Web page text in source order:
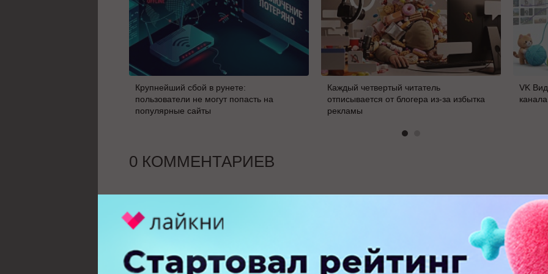
Крупнейший сбой в рунете:
пользователи не могут попасть на
популярные сайты
Каждый четвертый читатель
отписывается от блогера из-за избытка
рекламы
VK
0 КОММЕНТАРИЕВ